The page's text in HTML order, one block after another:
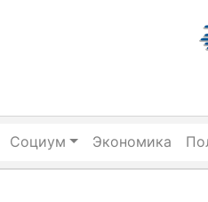
Социум Экономика